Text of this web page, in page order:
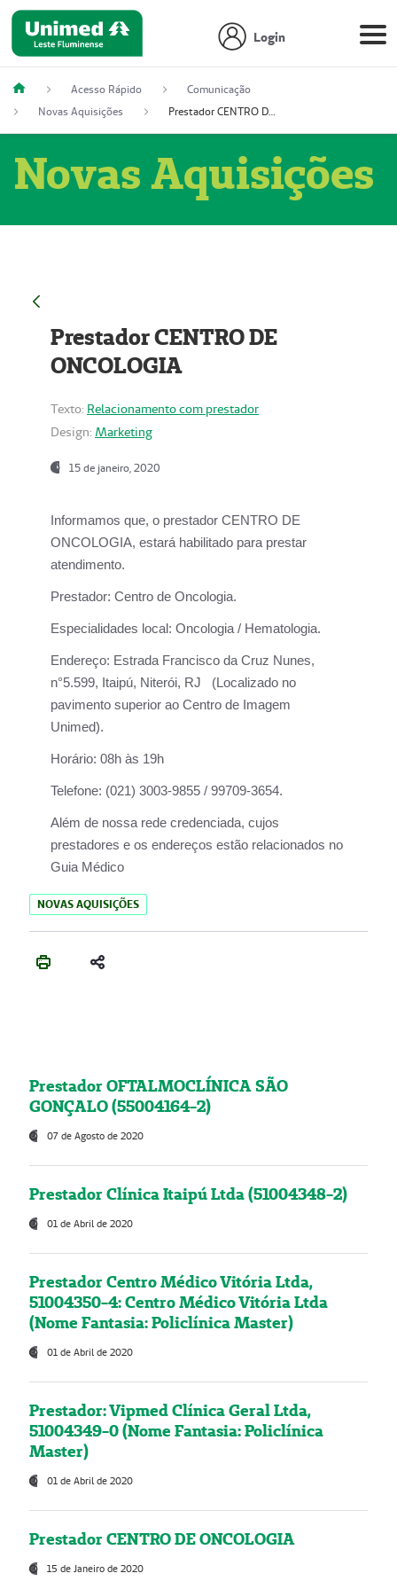
Login
Acesso Rápido
Comunicação
Novas Aquisições
Prestador CENTRO DE ONCOLOGIA
Novas Aquisições
Prestador CENTRO DE
ONCOLOGIA
Texto: Relacionamento com prestador
Design: Marketing
15 de janeiro, 2020
Informamos que, o prestador CENTRO DE
ONCOLOGIA, estará habilitado para prestar
atendimento.
Prestador: Centro de Oncologia.
Especialidades local: Oncologia / Hematologia.
Endereço: Estrada Francisco da Cruz Nunes,
n°5.599, Itaipú, Niterói, RJ (Localizado no
pavimento superior ao Centro de Imagem
Unimed).
Horário: 08h às 19h
Telefone: (021) 3003-9855 / 99709-3654.
Além de nossa rede credenciada, cujos
prestadores e os endereços estão relacionados no
Guia Médico
NOVAS AQUISIÇÕES
Prestador OFTALMOCLÍNICA SÃO
GONÇALO (55004164-2)
07 de Agosto de 2020
Prestador Clínica Itaipú Ltda (51004348-2)
01 de Abril de 2020
Prestador Centro Médico Vitória Ltda,
51004350-4: Centro Médico Vitória Ltda
(Nome Fantasia: Policlínica Master)
01 de Abril de 2020
Prestador: Vipmed Clínica Geral Ltda,
51004349-0 (Nome Fantasia: Policlínica
Master)
01 de Abril de 2020
Prestador CENTRO DE ONCOLOGIA
15 de Janeiro de 2020